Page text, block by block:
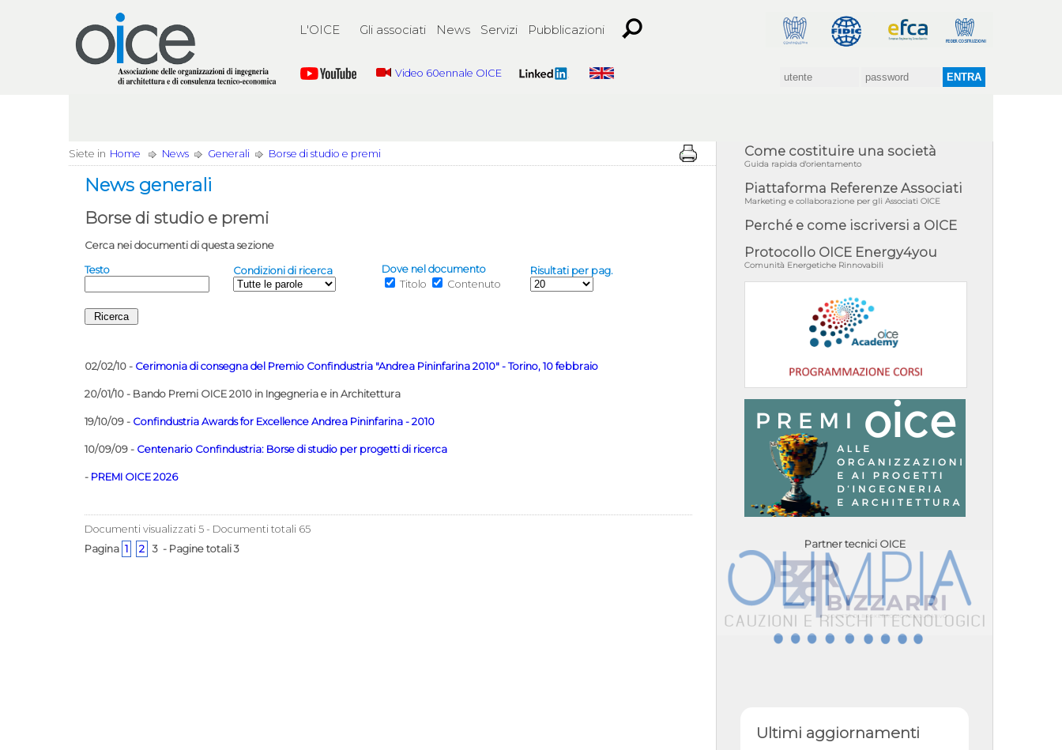
L'OICE Gli associati News Servizi Pubblicazioni
Video 60ennale OICE
Siete in Home News Generali Borse di studio e premi
News generali
Borse di studio e premi
Cerca nei documenti di questa sezione
Testo Condizioni di ricerca
Dove nel documento
Titolo
Contenuto
Risultati per pag.
02/02/10 - Cerimonia di consegna del Premio Confindustria "Andrea Pininfarina 2010" - Torino, 10 febbraio
20/01/10 - Bando Premi OICE 2010 in Ingegneria e in Architettura
19/10/09 - Confindustria Awards for Excellence Andrea Pininfarina - 2010
10/09/09 - Centenario Confindustria: Borse di studio per progetti di ricerca
- PREMI OICE 2026
Documenti visualizzati 5 - Documenti totali 65
Pagina 1 2 3 - Pagine totali 3
Come costituire una società
Guida rapida d'orientamento
Piattaforma Referenze Associati
Marketing e collaborazione per gli Associati OICE
Perché e come iscriversi a OICE
Protocollo OICE Energy4you
Comunità Energetiche Rinnovabili
Partner tecnici OICE
Ultimi aggiornamenti